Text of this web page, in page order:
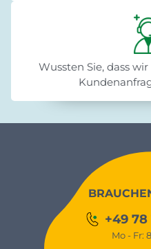
Wussten Sie, dass
+49 78
Mo - Fr: